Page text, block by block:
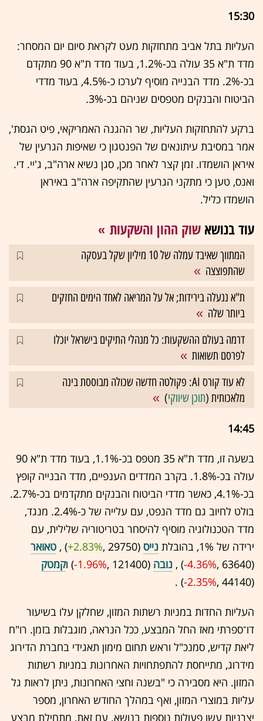
15:30
העליות בתל אביב מתחזקות מעט לקראת סיום יום המסחר:
מדד ת"א 35 עולה בכ-1.2%, בעוד מדד ת"א 90 מתקדם
בכ-2%. מדד הבנייה מוסיף לערכו כ-4.5%, בעוד מדדי
הביטוח והבנקים מטפסים שניהם בכ-3%.
ברקע להתחזקות העליות, שר ההגנה האמריקאי, פיט הגסת',
אמר במסיבת עיתונאים של הפנטגון כי שאיפות הגרעין של
איראן הושמדו. זמן קצר לאחר מכן, סגן נשיא ארה"ב, ג'יי. די.
ואנס, טען כי מתקני הגרעין שהתקיפה ארה"ב באיראן
הושמדו כליל.
עוד בנושא שוק ההון והשקעות
המתווך שאיבד עמלה של 10 מיליון שקל בעסקה
שהתפוצצה
ת"א ננעלה בירידות; אל על המריאה לאחד הימים החזקים
ביותר שלה
דרמה בעולם ההשקעות: כל מנהלי התיקים בישראל יוכלו
לפרסם תשואות
לא עוד קורס AI: פקולטה חדשה שכולה מבוססת בינה
מלאכותית (תוכן שיווקי)
14:45
בשעה זו, מדד ת"א 35 מטפס בכ-1.1%, בעוד מדד ת"א 90
עולה בכ-1.8%. בקרב המדדים הענפיים, מדד הבנייה קופץ
בכ-4.1%, כאשר מדדי הביטוח והבנקים מתקדמים בכ-2.7%.
בולט לחיוב גם מדד הנפט, עם עלייה של כ-2.4%. מנגד,
מדד הטכנולוגיה מוסיף להיסחר בטריטוריה שלילית, עם
ירידה של 1%, בהובלת
נייס (29750 ,‎
+2.83%
‏) , טאואר
(63640 ,‎
-4.36%
‏) , נובה (121400 ,‎
-1.96%‏) וקמטק
(44140 ,‎
-2.35%
‏) .
העליות החדות במניות רשתות המזון, שחלקן עלו בשיעור
דו־ספרתי מאז החל המבצע, ככל הנראה, מוגבלות בזמן. רו"ח
ליאת קדיש, סמנכ"ל וראש תחום מימון תאגידי בחברת הדירוג
מידרוג, מתייחסת להתפתחויות האחרונות במניות רשתות
המזון. היא מסבירה כי "בשנה וחצי האחרונות, ניתן לראות גל
עליות במוצרי המזון, ואף במהלך החודש האחרון, מספר
יצרניות עשו פעולות נוספות בנושא. עם זאת, מתחילת מבצע